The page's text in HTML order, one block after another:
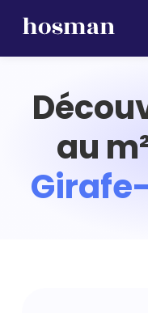
au